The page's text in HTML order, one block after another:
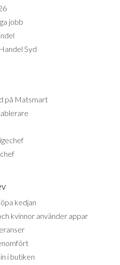
jobb
Syd
på Matsmart
kedjan
kvinnor använder appar
i butiken